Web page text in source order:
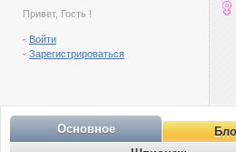
Привет, Гость !
- Войти
- Зарегистрироваться
Основное